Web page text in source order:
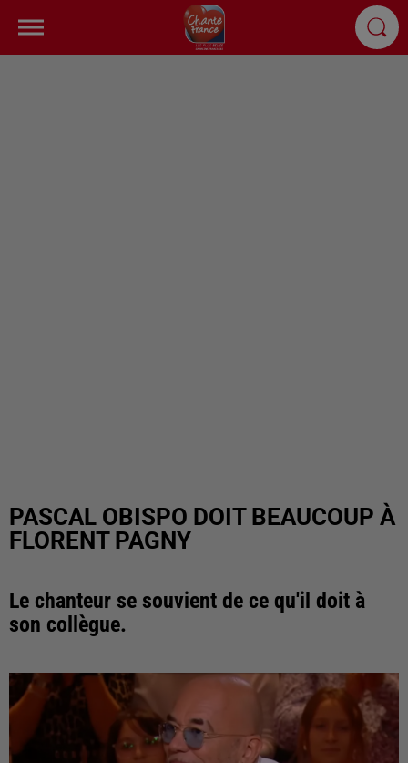
PASCAL OBISPO DOIT BEAUCOUP À
FLORENT PAGNY
Le chanteur se souvient de ce qu'il doit à
son collègue.